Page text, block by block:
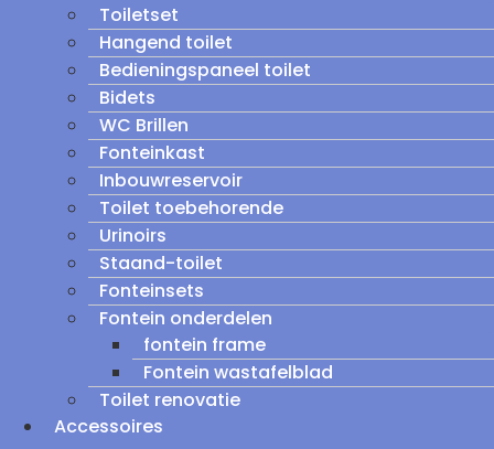
Toiletset
Hangend toilet
Bedieningspaneel toilet
Bidets
WC Brillen
Fonteinkast
Inbouwreservoir
Toilet toebehorende
Urinoirs
Staand-toilet
Fonteinsets
Fontein onderdelen
fontein frame
Fontein wastafelblad
Toilet renovatie
Accessoires